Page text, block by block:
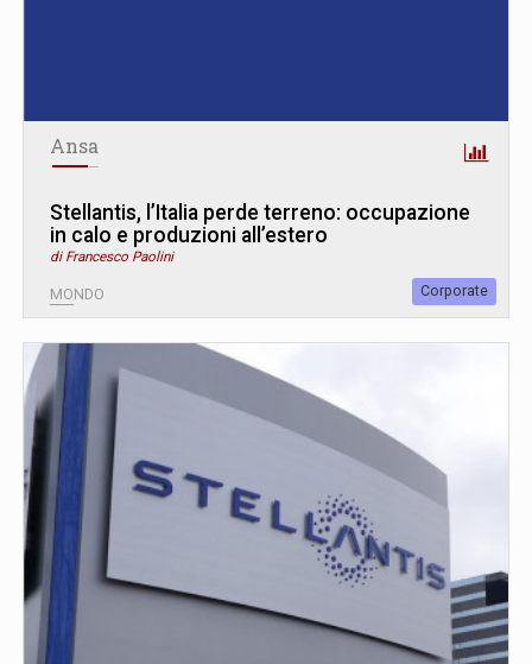
Ansa
Stellantis, l’Italia perde terreno: occupazione
in calo e produzioni all’estero
di Francesco Paolini
MONDO Corporate